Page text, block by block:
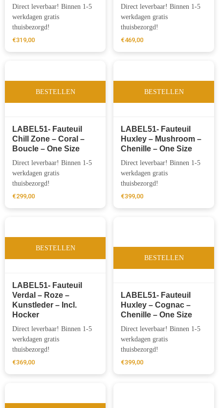
Direct leverbaar! Binnen 1-5
werkdagen gratis
thuisbezorgd!
€319,00
Direct leverbaar! Binnen 1-5
werkdagen gratis
thuisbezorgd!
€469,00
BESTELLEN
LABEL51- Fauteuil
Chill Zone – Coral –
Boucle – One Size
Direct leverbaar! Binnen 1-5
werkdagen gratis
thuisbezorgd!
€299,00
BESTELLEN
LABEL51- Fauteuil
Huxley – Mushroom –
Chenille – One Size
Direct leverbaar! Binnen 1-5
werkdagen gratis
thuisbezorgd!
€399,00
BESTELLEN
LABEL51- Fauteuil
Verdal – Roze –
Kunstleder – Incl.
Hocker
Direct leverbaar! Binnen 1-5
werkdagen gratis
thuisbezorgd!
€369,00
BESTELLEN
LABEL51- Fauteuil
Huxley – Cognac –
Chenille – One Size
Direct leverbaar! Binnen 1-5
werkdagen gratis
thuisbezorgd!
€399,00